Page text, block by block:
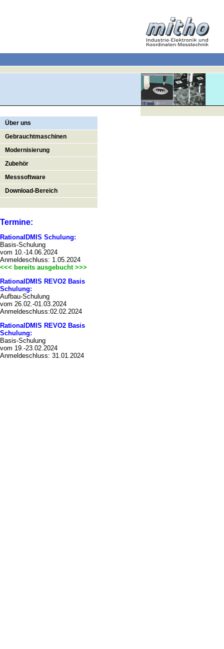
Über uns
Gebrauchtmaschinen
Modernisierung
Zubehör
Messsoftware
Download-Bereich
Termine:
RationalDMIS Schulung:
Basis-Schulung
vom 10.-14.06.2024
Anmeldeschluss: 1.05.2024
<<< bereits ausgebucht >>>
RationalDMIS REVO2 Basis
Schulung:
Aufbau-Schulung
vom 26.02.-01.03.2024
Anmeldeschluss:02.02.2024
RationalDMIS REVO2 Basis
Schulung:
Basis-Schulung
vom 19.-23.02.2024
Anmeldeschluss: 31.01.2024